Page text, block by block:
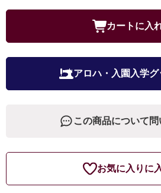
カートに入
アロハ・入園入学
この商品について
お気に入りに